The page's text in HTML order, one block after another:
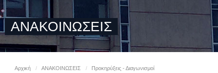
ΑΝΑΚΟΙΝΩΣΕΙΣ
Αρχική / ΑΝΑΚΟΙΝΩΣΕΙΣ / Προκηρύξεις - Διαγωνισμοί